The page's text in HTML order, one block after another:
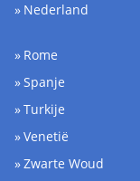
Nederland
Rome
Spanje
Turkije
Venetië
Zwarte Woud